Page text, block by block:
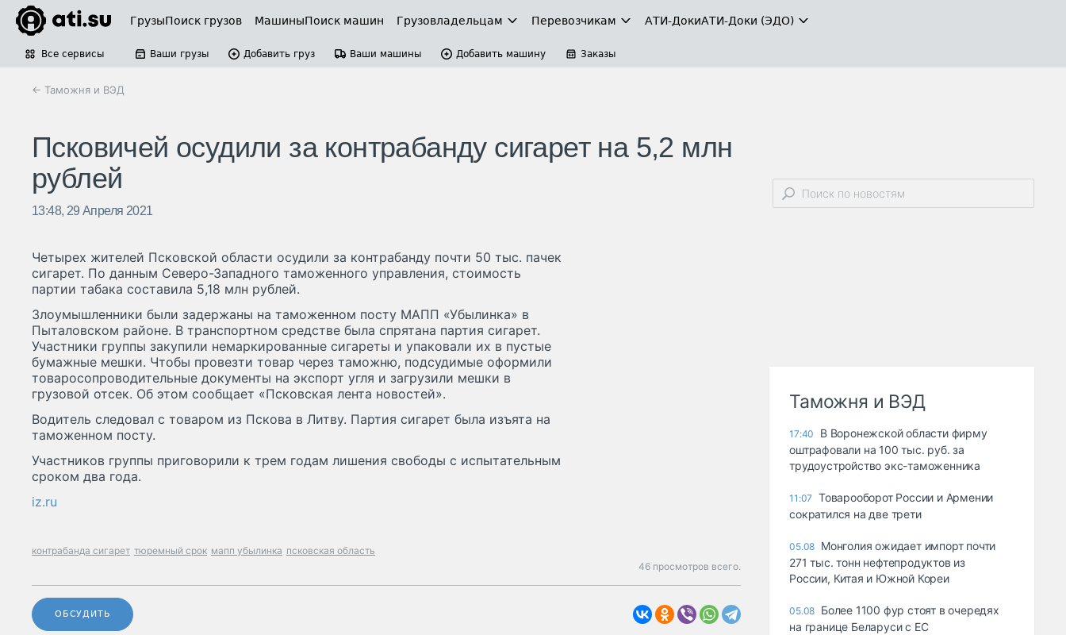
ГрузыПоиск грузов МашиныПоиск машин Грузовладельцам Перевозчикам АТИ-ДокиАТИ-Доки (ЭДО)
Все сервисы Ваши грузы Добавить груз Ваши машины Добавить машину Заказы
← Таможня и ВЭД
Псковичей осудили за контрабанду сигарет на 5,2 млн
рублей
13:48, 29 Апреля 2021
Четырех жителей Псковской области осудили за контрабанду почти 50 тыс. пачек
сигарет. По данным Северо-Западного таможенного управления, стоимость
партии табака составила 5,18 млн рублей.
Злоумышленники были задержаны на таможенном посту МАПП «Убылинка» в
Пыталовском районе. В транспортном средстве была спрятана партия сигарет.
Участники группы закупили немаркированные сигареты и упаковали их в пустые
бумажные мешки. Чтобы провезти товар через таможню, подсудимые оформили
товаросопроводительные документы на экспорт угля и загрузили мешки в
грузовой отсек. Об этом сообщает «Псковская лента новостей».
Водитель следовал с товаром из Пскова в Литву. Партия сигарет была изъята на
таможенном посту.
Участников группы приговорили к трем годам лишения свободы с испытательным
сроком два года.
iz.ru
контрабанда сигарет тюремный срок мапп убылинка псковская область
46 просмотров всего.
ОБСУДИТЬ
Таможня и ВЭД
17:40
В Воронежской области фирму
оштрафовали на 100 тыс. руб. за
трудоустройство экс-таможенника
11:07
Товарооборот России и Армении
сократился на две трети
05.08 Монголия ожидает импорт почти
271 тыс. тонн нефтепродуктов из
России, Китая и Южной Кореи
05.08 Более 1100 фур стоят в очередях
на границе Беларуси с ЕС